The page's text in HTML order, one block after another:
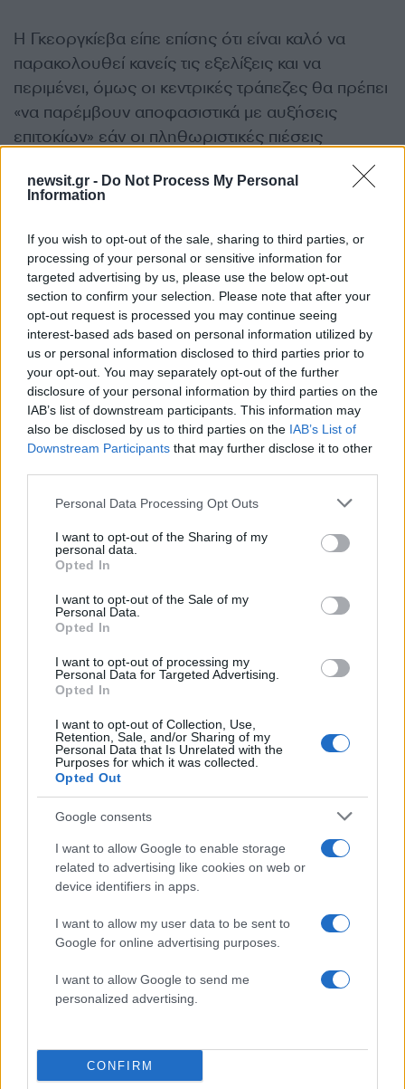
newsit.gr - Do Not Process My Personal
Information
If you wish to opt-out of the sale, sharing to third parties, or
processing of your personal or sensitive information for
targeted advertising by us, please use the below opt-out
section to confirm your selection. Please note that after your
opt-out request is processed you may continue seeing
interest-based ads based on personal information utilized by
us or personal information disclosed to third parties prior to
your opt-out. You may separately opt-out of the further
disclosure of your personal information by third parties on the
IAB’s list of downstream participants. This information may
also be disclosed by us to third parties on the IAB’s List of
Downstream Participants that may further disclose it to other
Please note that this website/app uses one or more Google
not limited to your visit or usage behaviour. You may click to
grant or deny consent to Google and its third-party tags to
use your data for below specified purposes in below Google
consent section.
Personal Data Processing Opt Outs
I want to opt-out of the Sharing of my
personal data.
Opted In
I want to opt-out of the Sale of my
Personal Data.
Opted In
I want to opt-out of processing my
Personal Data for Targeted Advertising.
Opted In
I want to opt-out of Collection, Use,
Retention, Sale, and/or Sharing of my
Personal Data that Is Unrelated with the
Purposes for which it was collected.
Opted Out
Google consents
I want to allow Google to enable storage
related to advertising like cookies on web or
device identifiers in apps.
I want to allow my user data to be sent to
Google for online advertising purposes.
I want to allow Google to send me
personalized advertising.
CONFIRM
Η Γκεοργκίεβα είπε επίσης ότι είναι καλό να
παρακολουθεί κανείς τις εξελίξεις και να
περιμένει, όμως οι κεντρικές τράπεζες θα πρέπει
«να παρέμβουν αποφασιστικά με αυξήσεις
επιτοκίων» εάν οι πληθωριστικές πιέσεις
κατάσταση και να δημιουργήσουν ένα
χώρες εφαρμόζουν μέτρα εξοικονόμησης
πόρων, όπως τηλεργασία και περιορισμούς στη
χρήση ιδιωτικών οχημάτων.Οι περισσότερες
χώρες απέφυγαν τις μη στοχευμένες
φορολογικές περικοπές ή τις επιδοτήσεις στην
ενέργεια και το ΔΝΤ συνεργάζεται μαζί τους
για να διασφαλίσει ότι τα τυχόν μέτρα που θα
ληφθούν θα είναι προσωρινά.
ΔΙΑΦΗΜΙΣΗ
Σχόλια
παγκόσμιο αλλά
ασύμμετρο και όλοι οι
υψηλότερες τιμές και
βραδύτερη ανάπτυξη
οικονομία το «σοκ»
τον πόλεμο στο Ιράν
Scope και ΔΝΤ